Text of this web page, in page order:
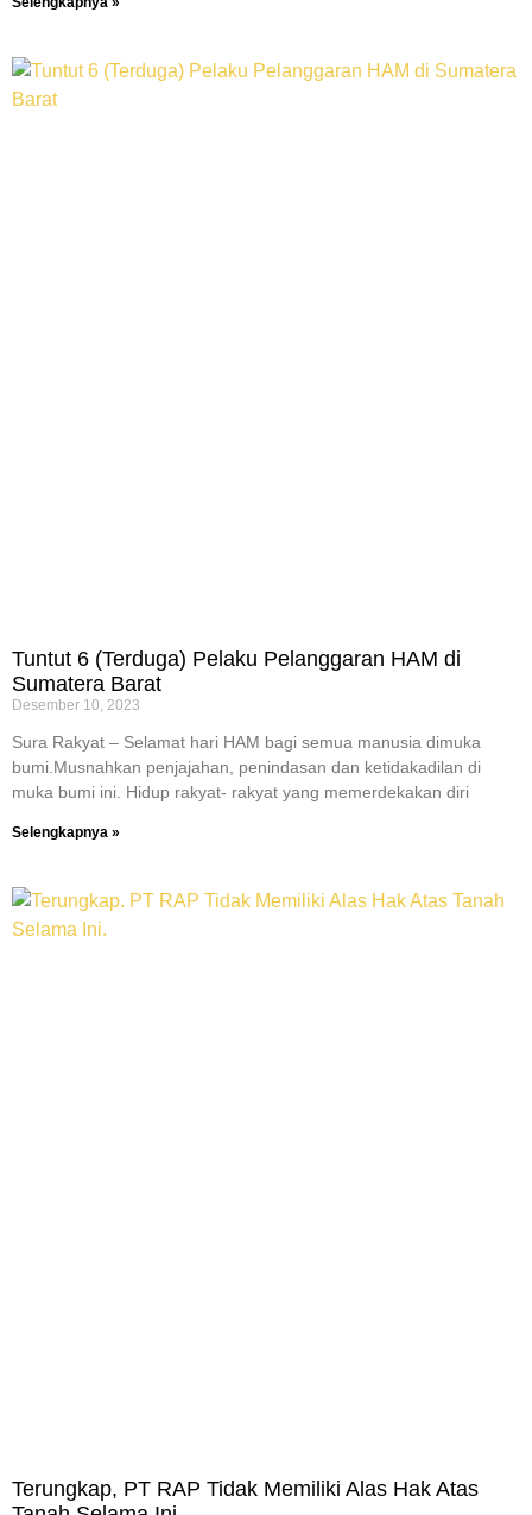
Tuntut 6 (Terduga) Pelaku Pelanggaran HAM di
Sumatera Barat
Desember 10, 2023
Sura Rakyat – Selamat hari HAM bagi semua manusia dimuka
bumi.Musnahkan penjajahan, penindasan dan ketidakadilan di
muka bumi ini. Hidup rakyat- rakyat yang memerdekakan diri
Selengkapnya »
Terungkap, PT RAP Tidak Memiliki Alas Hak Atas